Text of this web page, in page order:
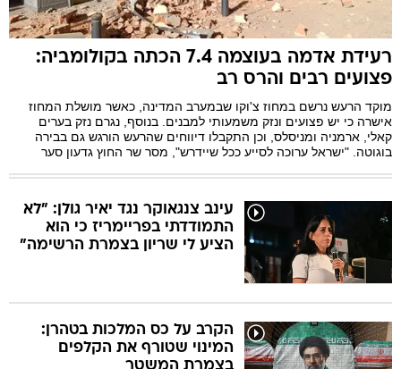
רעידת אדמה בעוצמה 7.4 הכתה בקולומביה:
פצועים רבים והרס רב
מוקד הרעש נרשם במחוז צ'וקו שבמערב המדינה, כאשר מושלת המחוז
אישרה כי יש פצועים ונזק משמעותי למבנים. בנוסף, נגרם נזק בערים
קאלי, ארמניה ומניסלס, וכן התקבלו דיווחים שהרעש הורגש גם בבירה
בוגוטה. "ישראל ערוכה לסייע ככל שיידרש", מסר שר החוץ גדעון סער
עינב צנגאוקר נגד יאיר גולן: "לא
התמודדתי בפריימריז כי הוא
הציע לי שריון בצמרת הרשימה"
הקרב על כס המלכות בטהרן:
המינוי שטורף את הקלפים
בצמרת המשטר